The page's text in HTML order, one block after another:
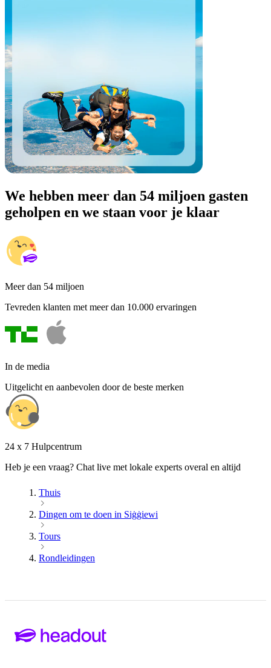
We hebben meer dan 54 miljoen gasten
geholpen en we staan voor je klaar
Meer dan 54 miljoen
Tevreden klanten met meer dan 10.000 ervaringen
In de media
Uitgelicht en aanbevolen door de beste merken
24 x 7 Hulpcentrum
Heb je een vraag? Chat live met lokale experts overal en altijd
Thuis
Dingen om te doen in Siġġiewi
Tours
Rondleidingen